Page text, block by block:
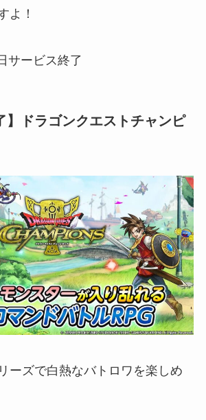
よ ！
サービス終了
】ドラゴンクエストチャンピ
ーズで白熱なバトロワを楽しめ